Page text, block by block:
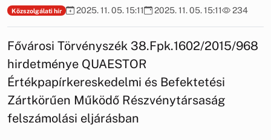
Közszolgálati hír 2025. 11. 05. 15:11 2025. 11. 05. 15:11 234
Fővárosi Törvényszék 38.Fpk.1602/2015/968
hirdetménye QUAESTOR
Értékpapírkereskedelmi és Befektetési
Zártkörűen Működő Részvénytársaság
felszámolási eljárásban